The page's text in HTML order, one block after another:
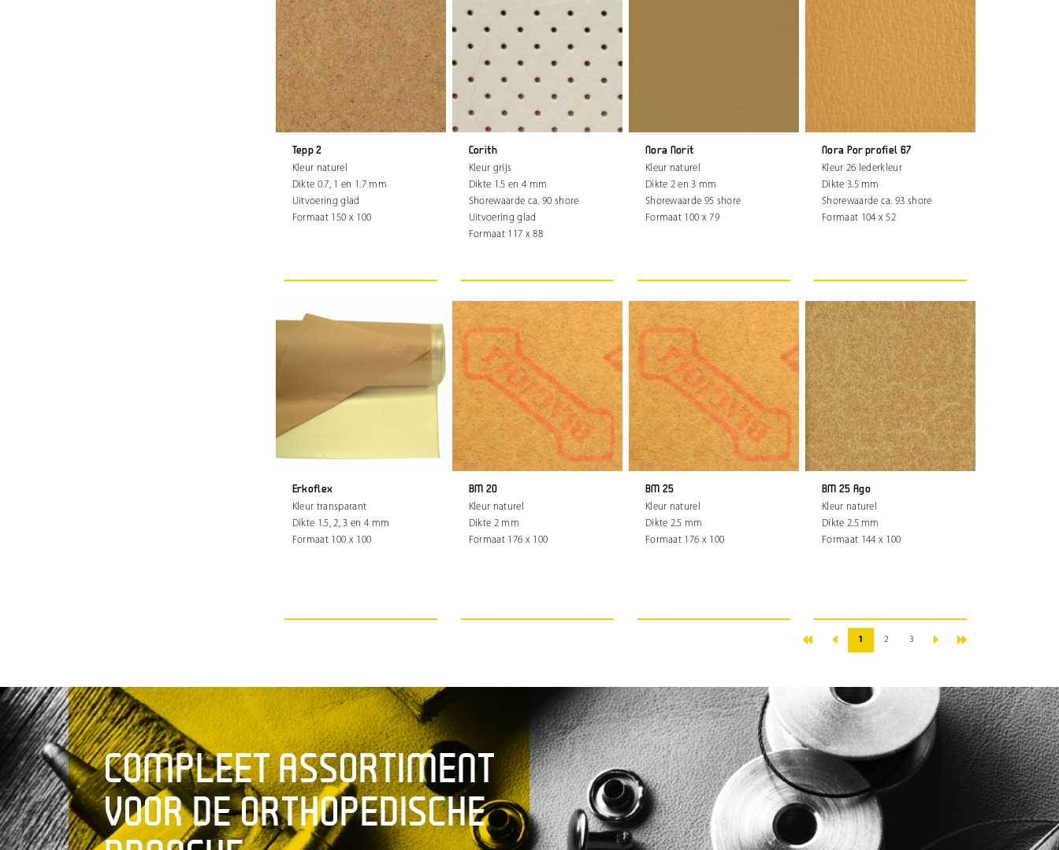
Tepp 2
Kleur naturel
Dikte 0.7, 1 en 1.7 mm
Uitvoering glad
Formaat 150 x 100
Corith
Kleur grijs
Dikte 1.5 en 4 mm
Shorewaarde ca. 90 shore
Uitvoering glad
Formaat 117 x 88
Nora Norit
Kleur naturel
Dikte 2 en 3 mm
Shorewaarde 95 shore
Formaat 100 x 79
Nora Por profiel 67
Kleur 26 lederkleur
Dikte 3.5 mm
Shorewaarde ca. 93 shore
Formaat 104 x 52
Erkoflex
Kleur transparant
Dikte 1.5, 2, 3 en 4 mm
Formaat 100 x 100
BM 20
Kleur naturel
Dikte 2 mm
Formaat 176 x 100
BM 25
Kleur naturel
Dikte 2.5 mm
Formaat 176 x 100
BM 25 Ago
Kleur naturel
Dikte 2.5 mm
Formaat 144 x 100
« ‹ 1 2 3 › »
COMPLEET ASSORTIMENT
VOOR DE ORTHOPEDISCHE